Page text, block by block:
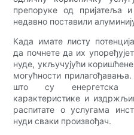
препоруке од пријатеља
недавно поставили
Када имате листу
да почнете да их
нуде, укључујући коришћене
могућности
што су енергетска
карактеристике и
распитате о услугама
нуди сваки произвођач.